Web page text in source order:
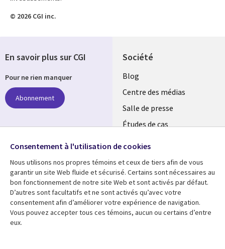
© 2026 CGI inc.
Société
Useful
links
LUXEMBOURG
Blog
Centre des médias
Salle de presse
Études de cas
Ressources
Library
Articles
Support
En savoir plus sur CGI
Pour ne rien manquer
Abonnement
Suivez-nous
Social
Media
LUXEMBOURG
Consentement à l'utilisation de cookies
Nous utilisons nos propres témoins et ceux de tiers afin de vous
garantir un site Web fluide et sécurisé. Certains sont nécessaires au
bon fonctionnement de notre site Web et sont activés par défaut.
D’autres sont facultatifs et ne sont activés qu’avec votre
consentement afin d’améliorer votre expérience de navigation.
Vous pouvez accepter tous ces témoins, aucun ou certains d’entre
eux.